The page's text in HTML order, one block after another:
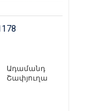
Ադամանդ
Շափյուղա